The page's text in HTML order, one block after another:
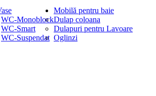
WC-Monoblock
WC-Smart
WC-Suspendat
Mobilă pentru baie
Dulap coloana
Dulapuri pentru Lavoare
Oglinzi